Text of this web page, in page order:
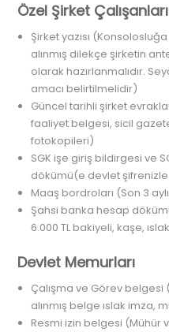
Özel Şirket Çalışanları
Şirket yazısı
alınmış dilekçe şirketin
olarak hazırlanmalıdır.
amacı belirtilmelidir)
Güncel tarihli şirket
faaliyet belgesi, sicil
fotokopileri)
SGK işe giriş bildirgesi ve
dökümü(e devlet
Maaş bordroları (Son 3
Şahsi banka hesap
6.000 TL bakiyeli, kaşe,
Devlet Memurları
Çalışma ve Görev belgesi
alınmış belge ıslak imza,
Resmi izin belgesi (Mühür